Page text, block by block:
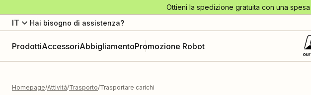
Ottieni la spedizione gratuita con una
IT Hai bisogno di assistenza?
ProdottiAccessoriAbbigliamentoPromozione Robot
Homepage Attività Trasporto Trasportare carichi